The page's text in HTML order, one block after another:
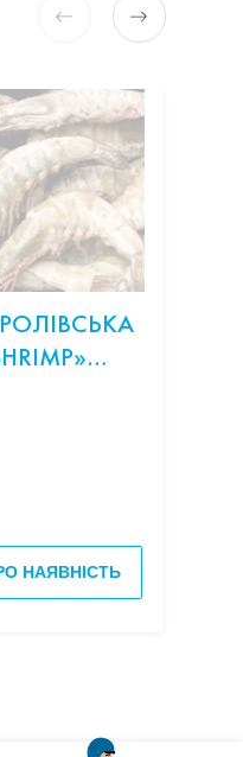
НАЯВНІСТЬ